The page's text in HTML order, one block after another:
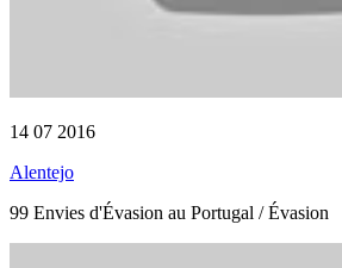
14 07 2016
Alentejo
99 Envies d'Évasion au Portugal / Évasion